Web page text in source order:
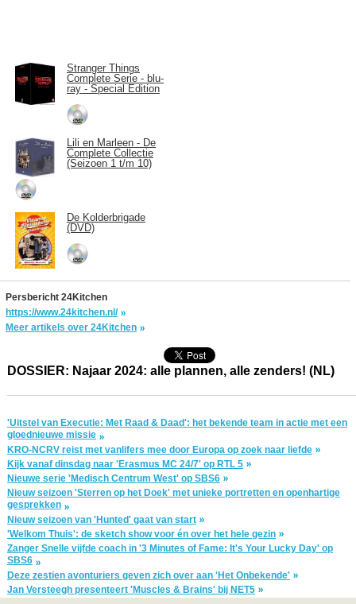
Stranger Things
Complete Serie - blu-
ray - Special Edition
Lili en Marleen - De
Complete Collectie
(Seizoen 1 t/m 10)
De Kolderbrigade
(DVD)
Persbericht 24Kitchen
https://www.24kitchen.nl/
Meer artikels over 24Kitchen
DOSSIER: Najaar 2024: alle plannen, alle zenders! (NL)
'Uitstel van Executie: Met Raad & Daad': het bekende team in actie met een
gloednieuwe missie
KRO-NCRV reist met vanlifers mee door Europa op zoek naar liefde
Kijk vanaf dinsdag naar 'Erasmus MC 24/7' op RTL 5
Nieuwe serie 'Medisch Centrum West' op SBS6
Nieuw seizoen 'Sterren op het Doek' met unieke portretten en openhartige
gesprekken
Nieuw seizoen van 'Hunted' gaat van start
'Welkom Thuis': de sketch show voor én over het hele gezin
Zanger Snelle vijfde coach in '3 Minutes of Fame: It's Your Lucky Day' op
SBS6
Deze zestien avonturiers geven zich over aan 'Het Onbekende'
Jan Versteegh presenteert 'Muscles & Brains' bij NET5